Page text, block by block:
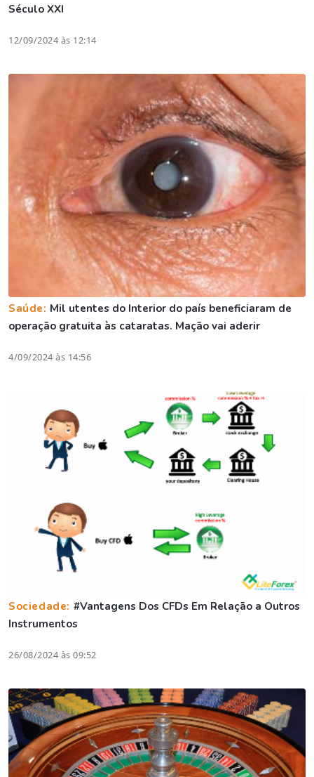
Século XXI
12/09/2024 às 12:14
Saúde: Mil utentes do Interior do país beneficiaram de
operação gratuita às cataratas. Mação vai aderir
4/09/2024 às 14:56
Sociedade: #Vantagens Dos CFDs Em Relação a Outros
Instrumentos
26/08/2024 às 09:52